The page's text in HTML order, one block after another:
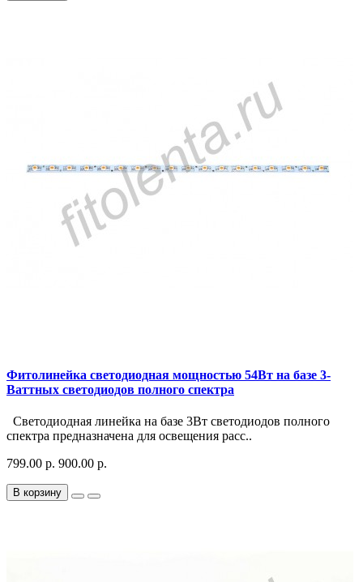
Фитолинейка светодиодная мощностью 54Вт на базе 3-
Ваттных светодиодов полного спектра
Светодиодная линейка на базе 3Вт светодиодов полного
спектра предназначена для освещения расс..
799.00 р. 900.00 р.
В корзину